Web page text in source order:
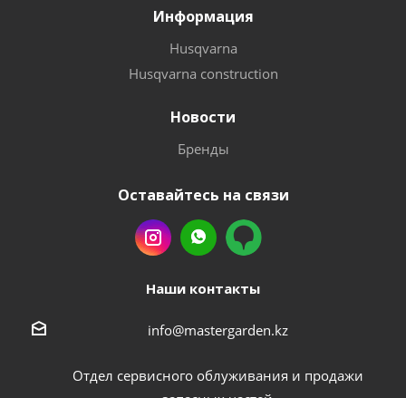
Информация
Husqvarna
Husqvarna construction
Новости
Бренды
Оставайтесь на связи
Наши контакты
info@mastergarden.kz
Отдел сервисного облуживания и продажи